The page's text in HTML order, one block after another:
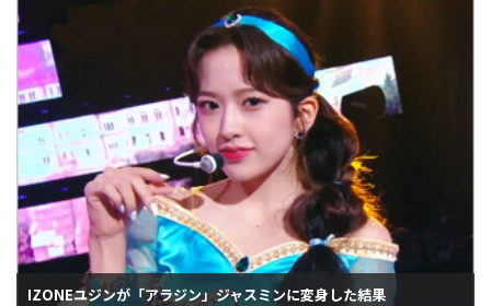
IZONEユジンが「アラジン」ジャスミンに変身した結果